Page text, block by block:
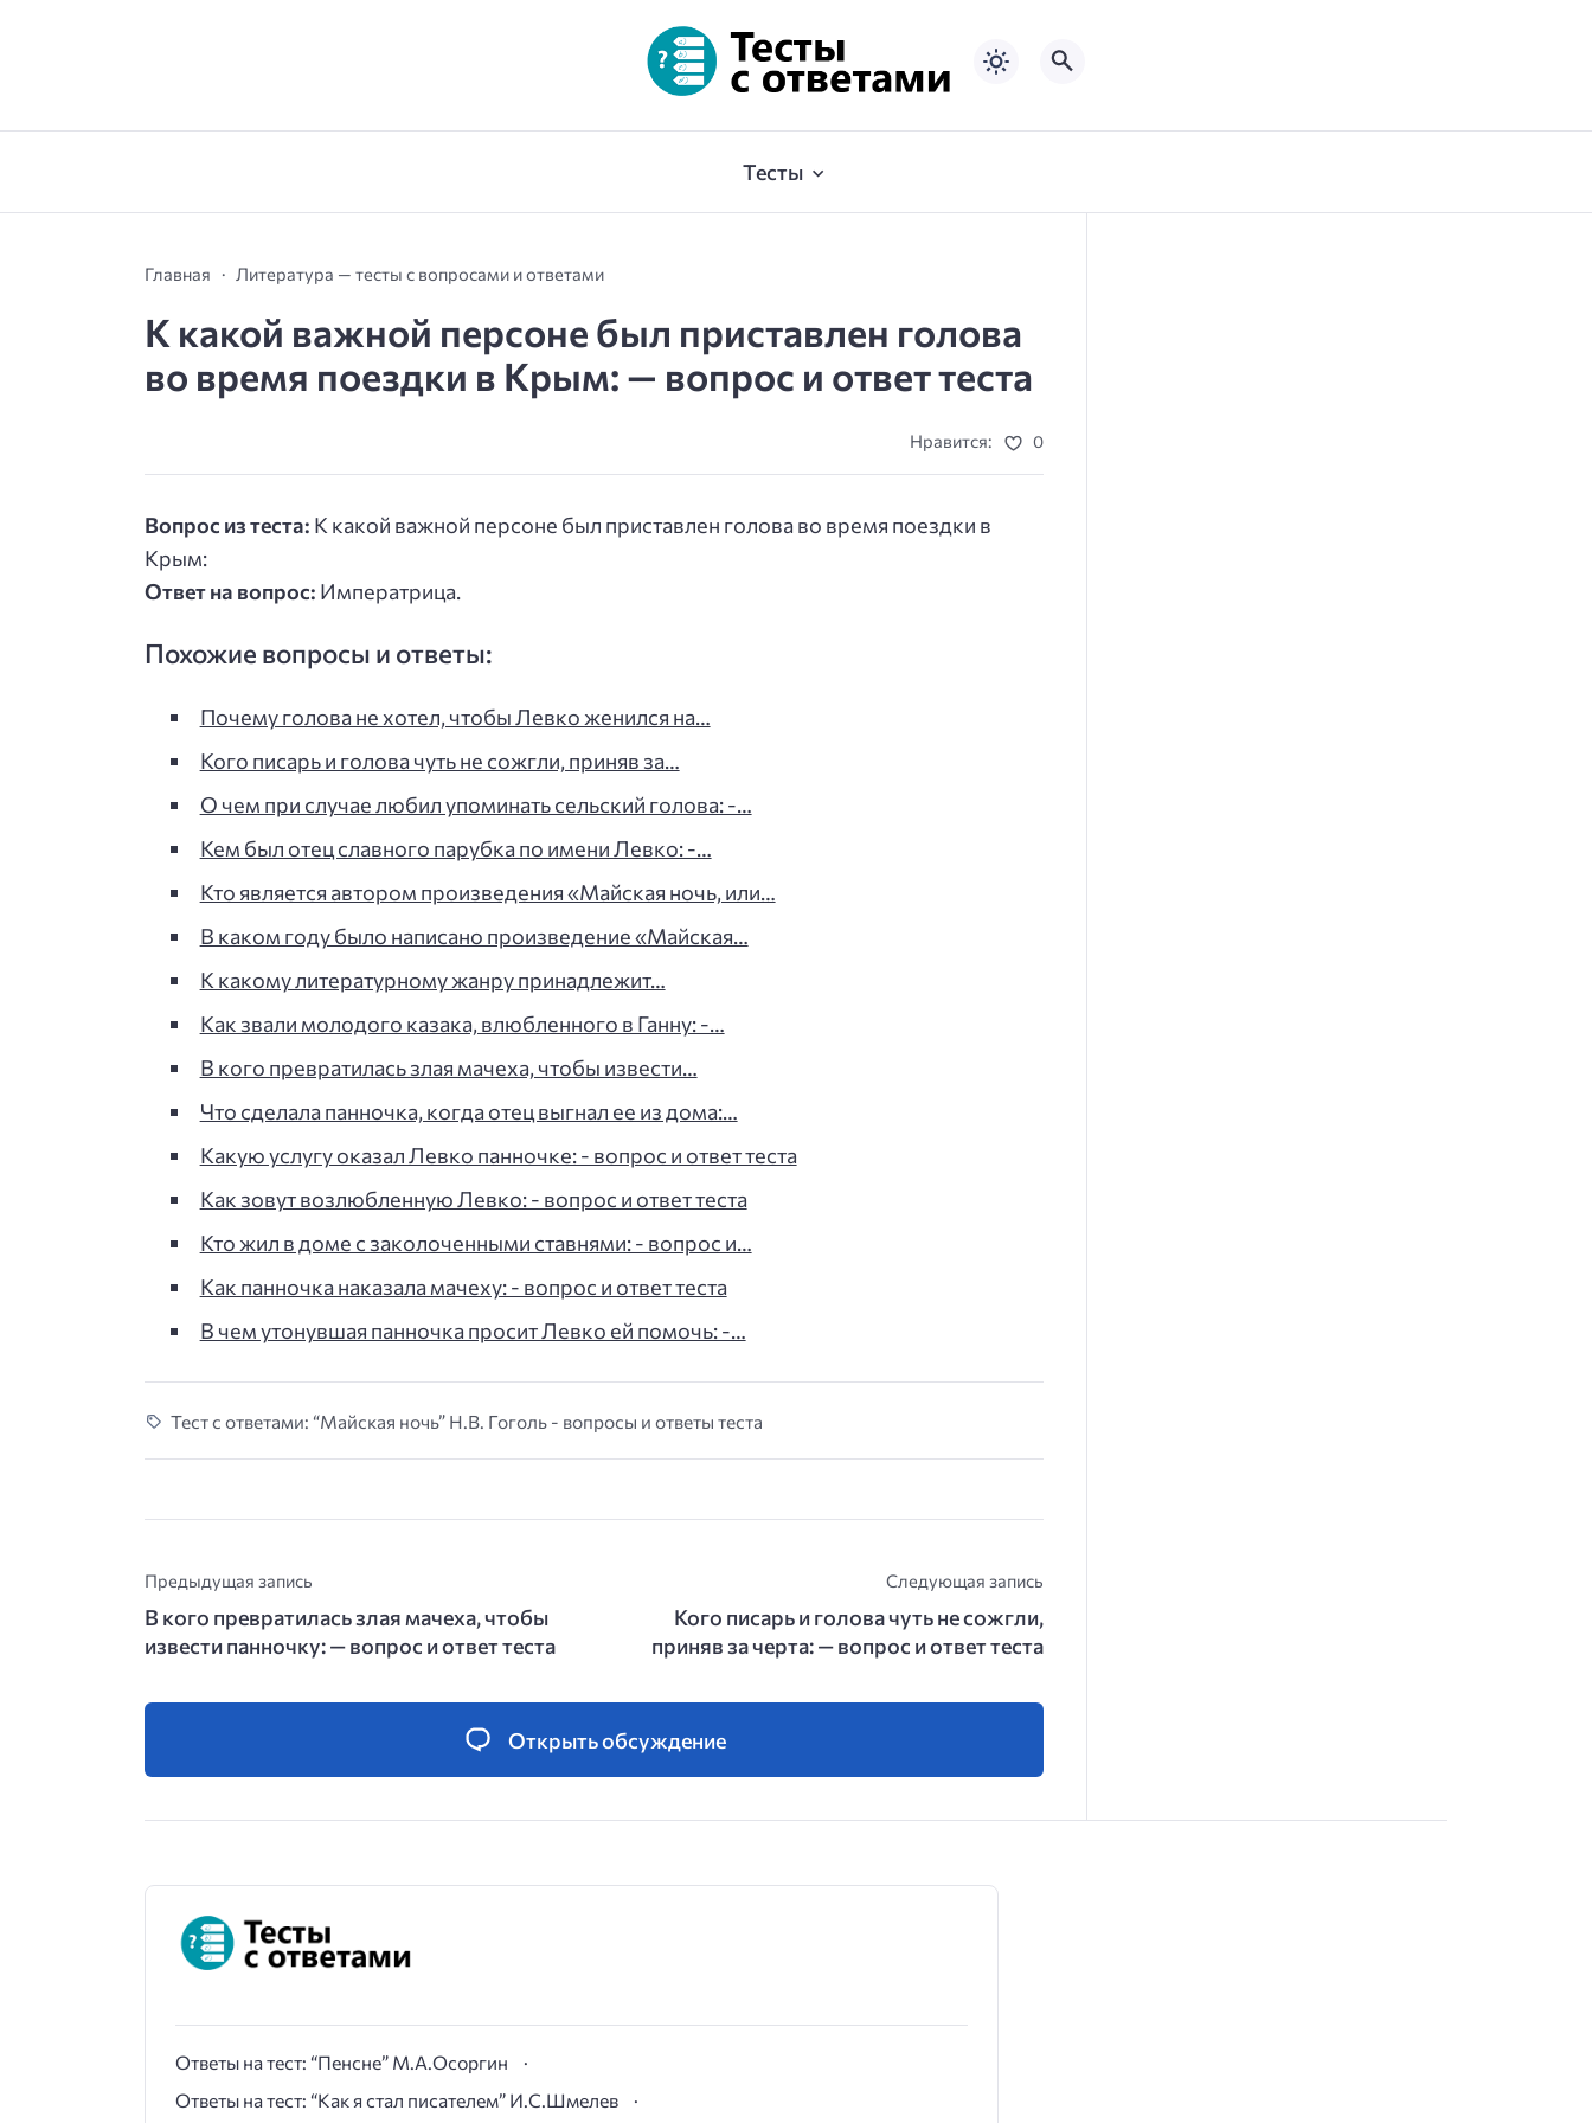
Тесты
Главная Литература — тесты с вопросами и ответами
К какой важной персоне был приставлен голова
во время поездки в Крым: — вопрос и ответ теста
Нравится: 0
Вопрос из теста: К какой важной персоне был приставлен голова во время поездки в
Крым:
Ответ на вопрос: Императрица.
Похожие вопросы и ответы:
Почему голова не хотел, чтобы Левко женился на…
Кого писарь и голова чуть не сожгли, приняв за…
О чем при случае любил упоминать сельский голова: -…
Кем был отец славного парубка по имени Левко: -…
Кто является автором произведения «Майская ночь, или…
В каком году было написано произведение «Майская…
К какому литературному жанру принадлежит…
Как звали молодого казака, влюбленного в Ганну: -…
В кого превратилась злая мачеха, чтобы извести…
Что сделала панночка, когда отец выгнал ее из дома:…
Какую услугу оказал Левко панночке: - вопрос и ответ теста
Как зовут возлюбленную Левко: - вопрос и ответ теста
Кто жил в доме с заколоченными ставнями: - вопрос и…
Как панночка наказала мачеху: - вопрос и ответ теста
В чем утонувшая панночка просит Левко ей помочь: -…
Тест с ответами: “Майская ночь” Н.В. Гоголь - вопросы и ответы теста
Предыдущая запись
В кого превратилась злая мачеха, чтобы
извести панночку: — вопрос и ответ теста
Следующая запись
Кого писарь и голова чуть не сожгли,
приняв за черта: — вопрос и ответ теста
Открыть обсуждение
Ответы на тест: “Пенсне” М.А.Осоргин
Ответы на тест: “Как я стал писателем” И.С.Шмелев